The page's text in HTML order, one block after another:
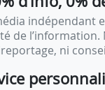
indépendant
de l’information.
ni